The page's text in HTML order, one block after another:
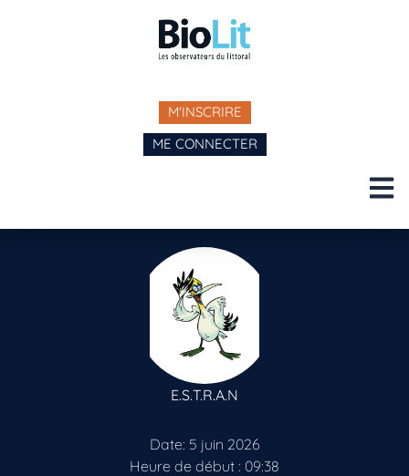
M'INSCRIRE
ME CONNECTER
E.S.T.R.A.N
Date: 5 juin 2026
Heure de début : 09:38